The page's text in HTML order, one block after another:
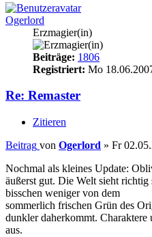
Ogerlord
Erzmagier(in)
Beiträge: 1806
Registriert: Mo
Re: Remaster
Zitieren
Beitrag von Ogerlord » Fr
Nochmal als kleines Update:
äußerst gut. Die Welt sieht richtig
bisschen weniger von dem
sommerlich frischen Grün des
dunkler daherkommt.
aus.